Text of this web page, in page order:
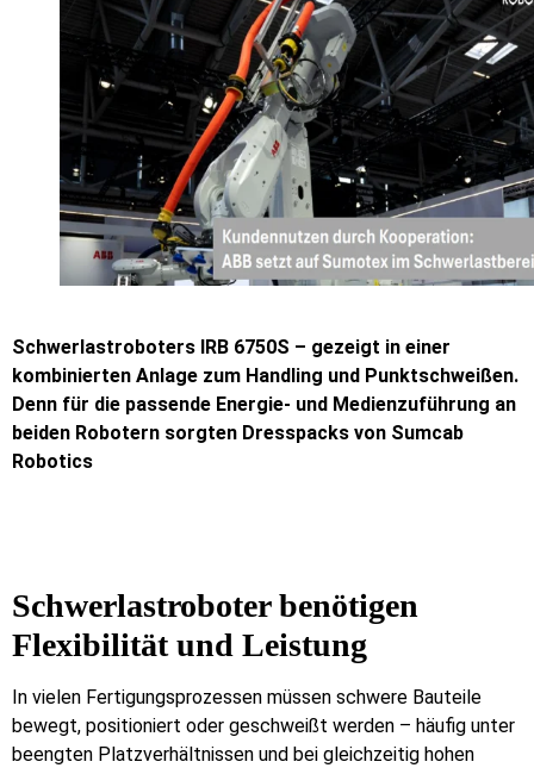
Schwerlastroboters IRB 6750S – gezeigt in einer
kombinierten Anlage zum Handling und Punktschweißen.
Denn für die passende Energie- und Medienzuführung an
beiden Robotern sorgten Dresspacks von Sumcab
Robotics
Schwerlastroboter benötigen
Flexibilität und Leistung
In vielen Fertigungsprozessen müssen schwere Bauteile
bewegt, positioniert oder geschweißt werden – häufig unter
beengten Platzverhältnissen und bei gleichzeitig hohen